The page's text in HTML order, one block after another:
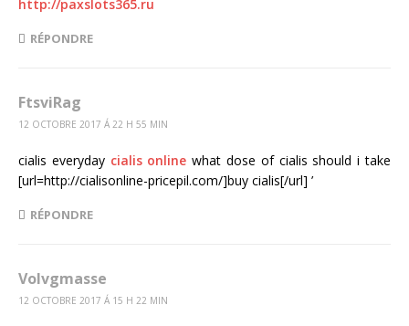
http://paxslots365.ru
RÉPONDRE
FtsviRag
12 OCTOBRE 2017 Á 22 H 55 MIN
cialis everyday cialis online what dose of cialis should i take
[url=http://cialisonline-pricepil.com/]buy cialis[/url] ’
RÉPONDRE
Volvgmasse
12 OCTOBRE 2017 Á 15 H 22 MIN